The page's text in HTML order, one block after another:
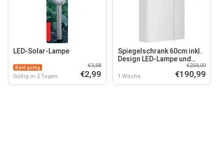
LED-Solar-Lampe
Bald gültig
Gültig in 2 Tagen
€3,98
€2,99
Spiegelschrank 60cm inkl.
Design LED-Lampe und
hochglanz
1 Woche
€259,00
€190,99